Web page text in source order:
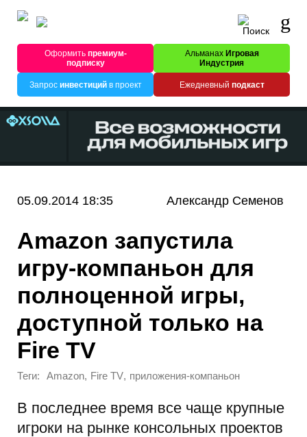
Оформитьпремиум-
подписку
Альманах Игровая
Индустрия
Запрос инвестицийв проект Ежедневный подкаст
05.09.2014 18:35 Александр Семенов
Amazon запустила
игру-компаньон для
полноценной игры,
доступной только на
Fire TV
Теги: Amazon, Fire TV, приложения-компаньон
В последнее время все чаще крупные
игроки на рынке консольных проектов